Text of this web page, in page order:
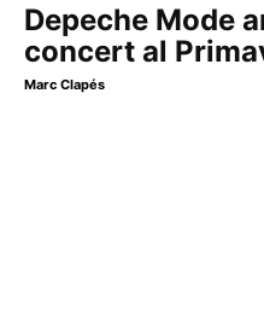
Depeche Mode
concert al
Marc Clapés